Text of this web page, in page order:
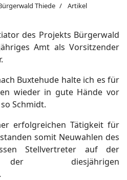
Thiede
Artikel
des Projekts Bürgerwald
Amt als Vorsitzender
Buxtehude halte ich es für
wieder in gute Hände vor
Schmidt.
erfolgreichen Tätigkeit für
somit Neuwahlen des
Stellvertreter auf der
der diesjährigen